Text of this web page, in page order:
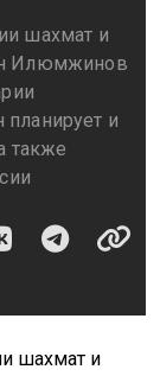
шахмат и
Илюмжинов
и
также
шахмат и